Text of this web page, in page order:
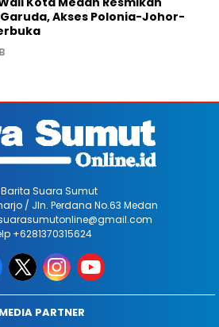
Akses Polonia-Johor-
Barita Suara Sumut
/ Jln. Perdana No.63 Medan
+6281370315624
MEDIA PARTNER